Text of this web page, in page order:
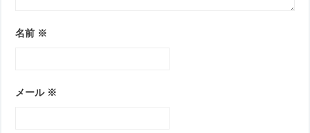
名前 ※
メール ※